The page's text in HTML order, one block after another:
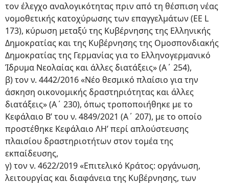
τον έλεγχο αναλογικότητας πριν από τη θέσπιση νέας
νομοθετικής κατοχύρωσης των επαγγελμάτων (EE L
173), κύρωση μεταξύ της Κυβέρνησης της Ελληνικής
Δημοκρατίας και της Κυβέρνησης της Ομοσπονδιακής
Δημοκρατίας της Γερμανίας για το Ελληνογερμανικό
Ίδρυμα Νεολαίας και άλλες διατάξεις» (Α΄ 254),
β) τον ν. 4442/2016 «Νέο θεσμικό πλαίσιο για την
άσκηση οικονομικής δραστηριότητας και άλλες
διατάξεις» (Α΄ 230), όπως τροποποιήθηκε με το
Κεφάλαιο Β’ του ν. 4849/2021 (Α΄ 207), με το οποίο
προστέθηκε Κεφάλαιο ΛΗ’ περί απλούστευσης
πλαισίου δραστηριοτήτων στον τομέα της
εκπαίδευσης,
γ) τον ν. 4622/2019 «Επιτελικό Κράτος: οργάνωση,
λειτουργίας και διαφάνεια της Κυβέρνησης, των